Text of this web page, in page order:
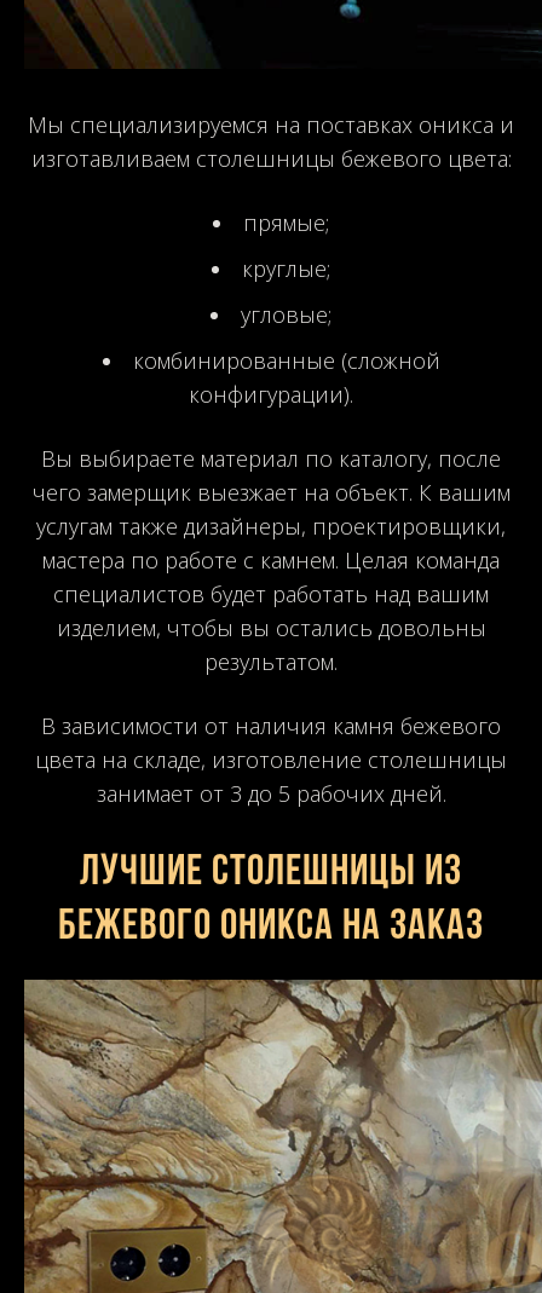
Мы специализируемся на поставках оникса и
изготавливаем столешницы бежевого цвета:
прямые;
круглые;
угловые;
комбинированные (сложной
конфигурации).
Вы выбираете материал по каталогу, после
чего замерщик выезжает на объект. К вашим
услугам также дизайнеры, проектировщики,
мастера по работе с камнем. Целая команда
специалистов будет работать над вашим
изделием, чтобы вы остались довольны
результатом.
В зависимости от наличия камня бежевого
цвета на складе, изготовление столешницы
занимает от 3 до 5 рабочих дней.
Лучшие столешницы из
бежевого оникса на заказ